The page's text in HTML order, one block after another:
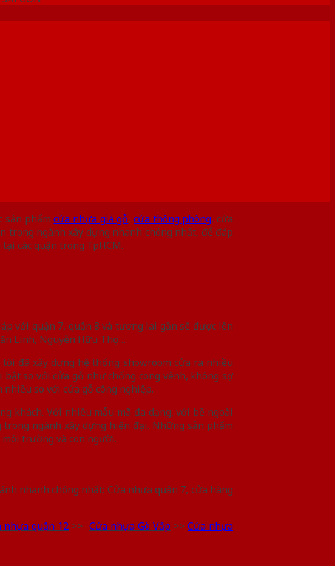
sản phẩmcửa nhựa giả gỗ,cửa thông phòng, cửa
ngành xây dựng nhanh chóng nhất, để đáp
các quận trong TpHCM.
với quận 7, quận 8 và tương lai gần sẽ được lên
Linh, Nguyễn Hữu Thọ…
đã xây dựng hệ thống showroom cửa ra nhiều
so với cửa gỗ như chống cong vênh, không sợ
so với cửa gỗ công nghiệp.
khách. Với nhiều mẫu mã đa dạng, với bề ngoài
ngành xây dựng hiện đại. Những sản phẩm
trường và con người.
nhanh chóng nhất: Cửa nhựa quận 7, cửa hàng
nhựa quận 12 >> Cửa nhựa Gò Vấp>> Cửa nhựa